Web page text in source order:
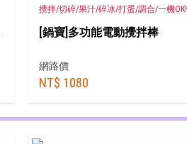
攪拌/切碎/果汁/碎冰/打蛋/調合/一機OK!
[鍋寶]多功能電動攪拌棒
網路價
NT$ 1080